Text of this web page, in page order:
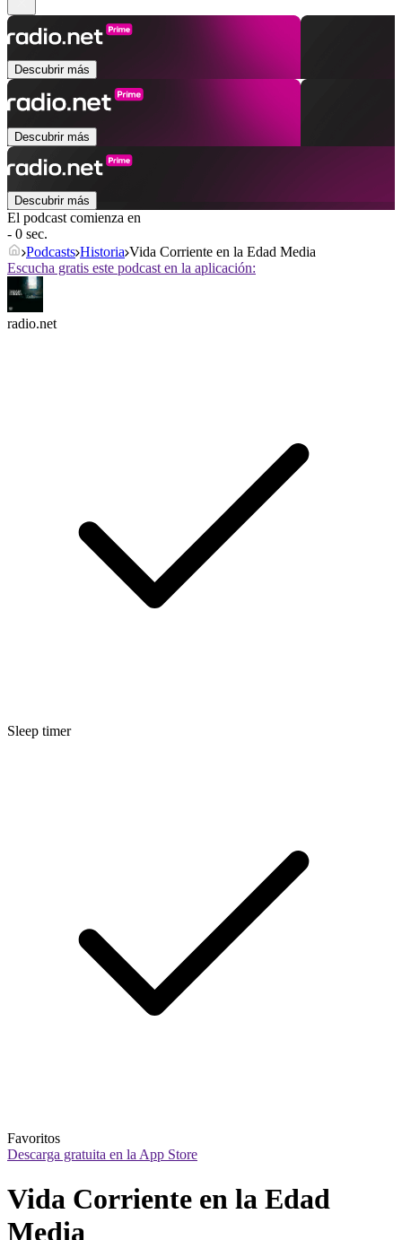
Descubrir más
Descubrir más
Descubrir más
El podcast comienza en
- 0 sec.
Podcasts Historia Vida Corriente en la Edad Media
Escucha gratis este podcast en la aplicación:
radio.net
Sleep timer
Favoritos
Descarga gratuita en la App Store
Vida Corriente en la Edad
Media